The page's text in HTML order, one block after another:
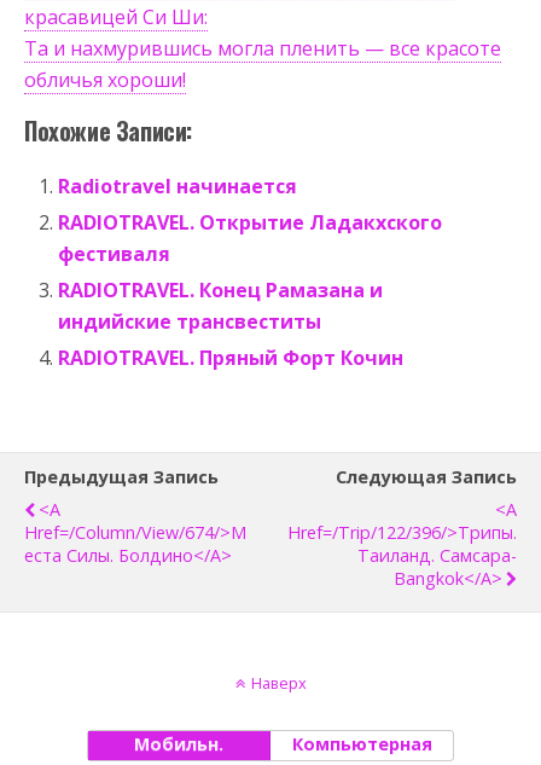
красавицей Си Ши:
Та и нахмурившись могла пленить — все красоте
обличья хороши!
Похожие Записи:
Radiotravel начинается
RADIOTRAVEL. Открытие Ладакхского
фестиваля
RADIOTRAVEL. Конец Рамазана и
индийские трансвеститы
RADIOTRAVEL. Пряный Форт Кочин
Предыдущая Запись
<a
Href=/column/view/674/>М
Еста Силы. Болдино</a>
Следующая Запись
<a
Href=/trip/122/396/>Трипы.
Таиланд. Самсара-
Bangkok</a>
Наверх
Мобильн. Компьютерная